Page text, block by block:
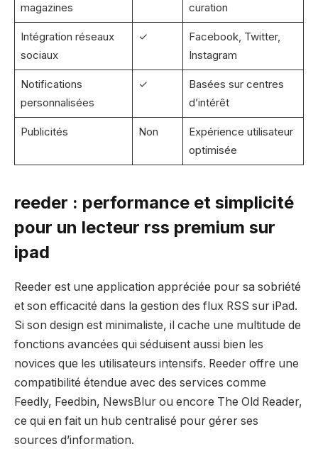
magazines
curation
Intégration réseaux
sociaux
✓
Facebook, Twitter,
Instagram
Notifications
personnalisées
✓
Basées sur centres
d’intérêt
Publicités Non
Expérience utilisateur
optimisée
reeder : performance et simplicité
pour un lecteur rss premium sur
ipad
Reeder est une application appréciée pour sa sobriété
et son efficacité dans la gestion des flux RSS sur iPad.
Si son design est minimaliste, il cache une multitude de
fonctions avancées qui séduisent aussi bien les
novices que les utilisateurs intensifs. Reeder offre une
compatibilité étendue avec des services comme
Feedly, Feedbin, NewsBlur ou encore The Old Reader,
ce qui en fait un hub centralisé pour gérer ses
sources d’information.